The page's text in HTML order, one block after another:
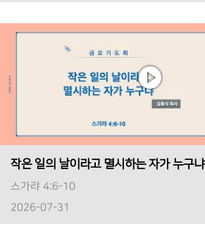
작은 일의 날이라고 멸시하는 자가 누구냐
스가랴 4:6-10
2026-07-31